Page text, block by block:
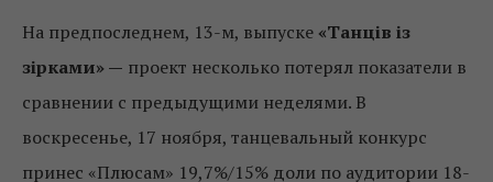
На предпоследнем, 13-м, выпуске «Танців із
зірками» — проект несколько потерял показатели в
сравнении с предыдущими неделями. В
воскресенье, 17 ноября, танцевальный конкурс
принес «Плюсам» 19,7%/15% доли по аудитории 18-